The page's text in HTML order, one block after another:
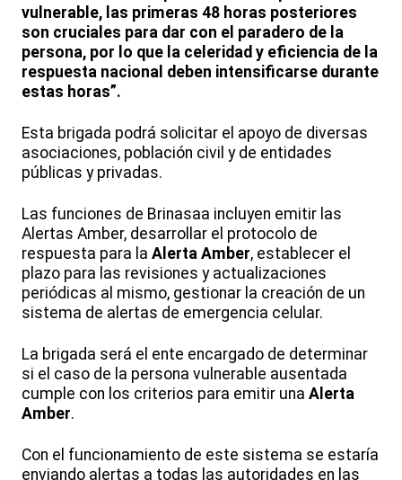
vulnerable, las primeras 48 horas posteriores
son cruciales para dar con el paradero de la
persona, por lo que la celeridad y eficiencia de la
respuesta nacional deben intensificarse durante
estas horas”.
Esta brigada podrá solicitar el apoyo de diversas
asociaciones, población civil y de entidades
públicas y privadas.
Las funciones de Brinasaa incluyen emitir las
Alertas Amber, desarrollar el protocolo de
respuesta para la Alerta Amber, establecer el
plazo para las revisiones y actualizaciones
periódicas al mismo, gestionar la creación de un
sistema de alertas de emergencia celular.
La brigada será el ente encargado de determinar
si el caso de la persona vulnerable ausentada
cumple con los criterios para emitir una Alerta
Amber.
Con el funcionamiento de este sistema se estaría
enviando alertas a todas las autoridades en las